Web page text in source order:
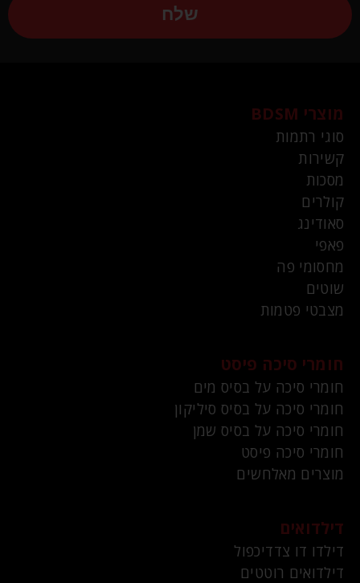
שלח
מוצרי BDSM
סוגי רתמות
קשירות
מסכות
קולרים
סאודינג
פאפי
מחסומי פה
שוטים
מצבטי פטמות
חומרי סיכה פיסט
חומרי סיכה על בסיס מים
חומרי סיכה על בסיס סיליקון
חומרי סיכה על בסיס שמן
חומרי סיכה פיסט
מוצרים מאלחשים
דילדואים
דילדו דו צדדיכפול
דילדואים רוטטים